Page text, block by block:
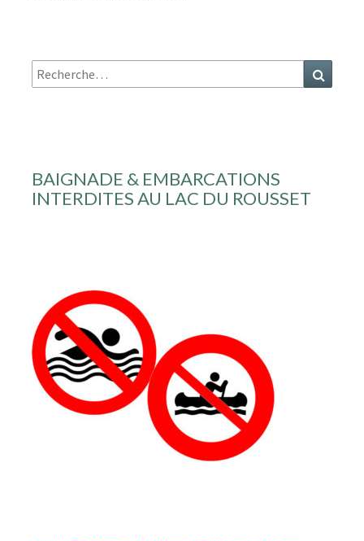
Recherche
:
BAIGNADE & EMBARCATIONS
INTERDITES AU LAC DU ROUSSET